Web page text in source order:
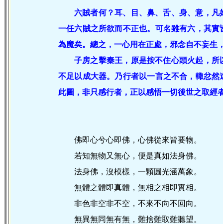
六賊者何？耳、目、鼻、舌、身、意，
一任六賊之所欲而不正也。可名雖有六，其
為魔矣。總之，一心用在正處，邪念自不妄生
子房之擊秦王，原是按不住心頭火起，
不足以成大器。乃行者以一言之不合，輙忿然
此圖，非只感行者，正以感悟一切後世之取經
佛即心兮心即佛，心佛從來皆要物。
若知無物又無心，便是真如法身佛。
法身佛，沒模樣，一顆圓光涵萬象。
無體之體即真體，無相之相即實相。
非色非空非不空，不來不向不回向。
無異無同無有無，難捨難取難聽望。